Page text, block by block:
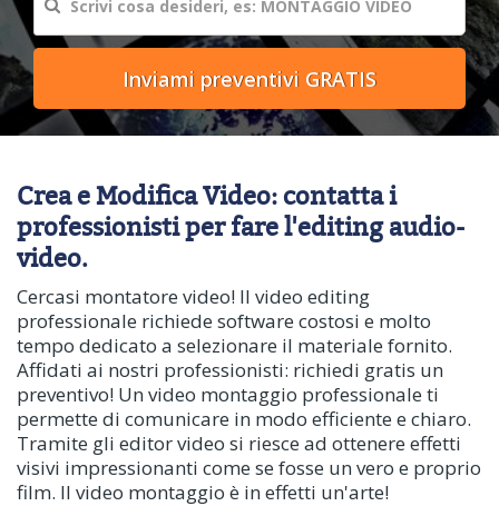
Crea e Modifica Video: contatta i
professionisti per fare l'editing audio-
video.
Cercasi montatore video! Il video editing
professionale richiede software costosi e molto
tempo dedicato a selezionare il materiale fornito.
Affidati ai nostri professionisti: richiedi gratis un
preventivo! Un video montaggio professionale ti
permette di comunicare in modo efficiente e chiaro.
Tramite gli editor video si riesce ad ottenere effetti
visivi impressionanti come se fosse un vero e proprio
film. Il video montaggio è in effetti un'arte!